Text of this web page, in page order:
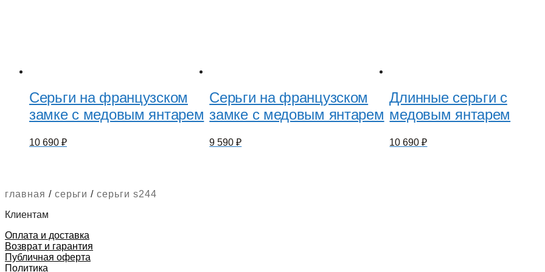
Серьги на французском
замке с медовым янтарем
10 690 ₽
Серьги на французском
замке с медовым янтарем
9 590₽
Длинные серьги с
медовым янтарем
10 690₽
главная / серьги /серьги s244
Клиентам
Оплата и доставка
Возврат и гарантия
Публичная оферта
Политика